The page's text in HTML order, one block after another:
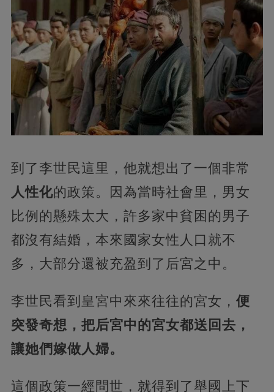
到了李世民這里，他就想出了一個非常
人性化的政策。因為當時社會里，男女
比例的懸殊太大，許多家中貧困的男子
都沒有結婚，本來國家女性人口就不
多，大部分還被充盈到了后宮之中。
李世民看到皇宮中來來往往的宮女， 便
突發奇想，把后宮中的宮女都送回去，
讓她們嫁做人婦。
這個政策一經問世，就得到了舉國上下